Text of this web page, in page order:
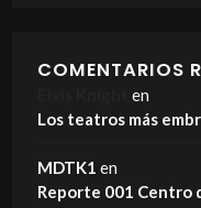
COMENTARIOS
en
Los teatros más
MDTK1 en
Reporte 001 Centro